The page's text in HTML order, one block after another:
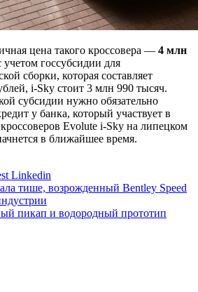
цена такого кроссовера — 4 млн
учетом госсубсидии для
сборки, которая составляет
i-Sky стоит 3 млн 990 тысяч.
субсидии нужно обязательно
у банка, который участвует в
Evolute i-Sky на липецком
в ближайшее время.
Linkedin
тише, возрожденный Bentley Speed
пикап и водородный прототип